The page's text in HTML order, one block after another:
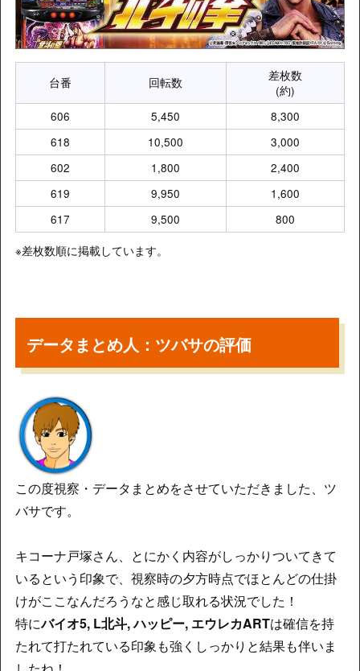
台番 回転数
差枚数
(約)
606
5,450
8,300
618
10,500
3,000
602
1,800
2,400
619
9,950
1,600
617
9,500
800
※差枚数順に掲載しています。
データまとめ人：ツバサの評価
この度視察・データまとめをさせていただきました、ツ
バサです。
キコーナ戸塚さん、とにかく内容がしっかりついてきて
いるという印象で、視察時の夕方時点でほとんどの仕掛
けがここなんだろうなと感じ取れる状況でした！
特にバイオ5, L北斗, ハッピー, エウレカARTは確信を持
たれて打たれている印象も強くしっかりと結果も伴いま